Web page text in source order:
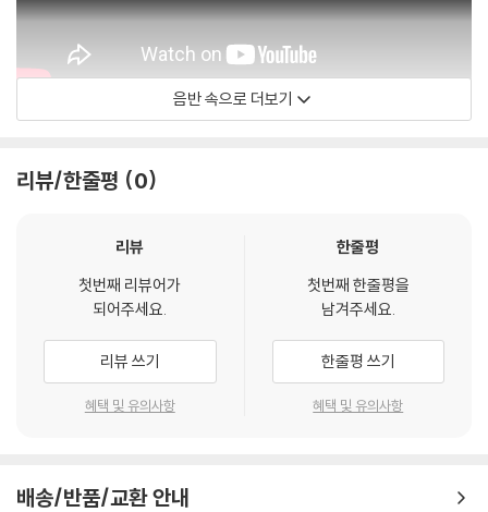
음반 속으로 더보기
리뷰/한줄평 0
리뷰
첫번째 리뷰어가
되어주세요.
리뷰 쓰기
혜택 및 유의사항
한줄평
첫번째 한줄평을
남겨주세요.
한줄평 쓰기
혜택 및 유의사항
배송/반품/교환 안내